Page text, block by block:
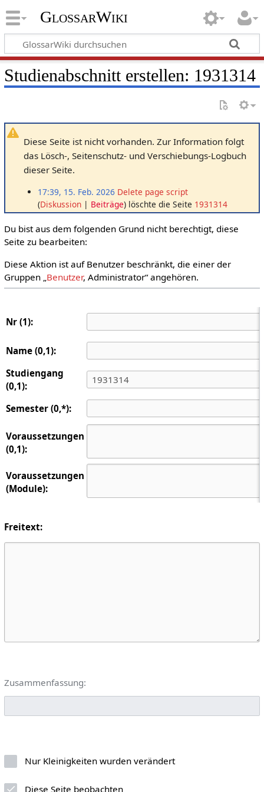
GlossarWiki
Studienabschnitt erstellen: 1931314
Diese Seite ist nicht vorhanden. Zur Information folgt
das Lösch-, Seitenschutz- und Verschiebungs-Logbuch
dieser Seite.
17:39, 15. Feb. 2026 Delete page script
Diskussion
Beiträge löschte die Seite 1931314
Du bist aus dem folgenden Grund nicht berechtigt, diese
Seite zu bearbeiten:
Diese Aktion ist auf Benutzer beschränkt, die einer der
Gruppen „ Benutzer, Administrator“ angehören.
Nr (1):
Name (0,1):
Studiengang
(0,1):
Semester (0,*):
Voraussetzungen
(0,1):
Voraussetzungen
(Module):
Freitext:
Zusammenfassung:
Nur Kleinigkeiten wurden verändert
Diese Seite beobachten